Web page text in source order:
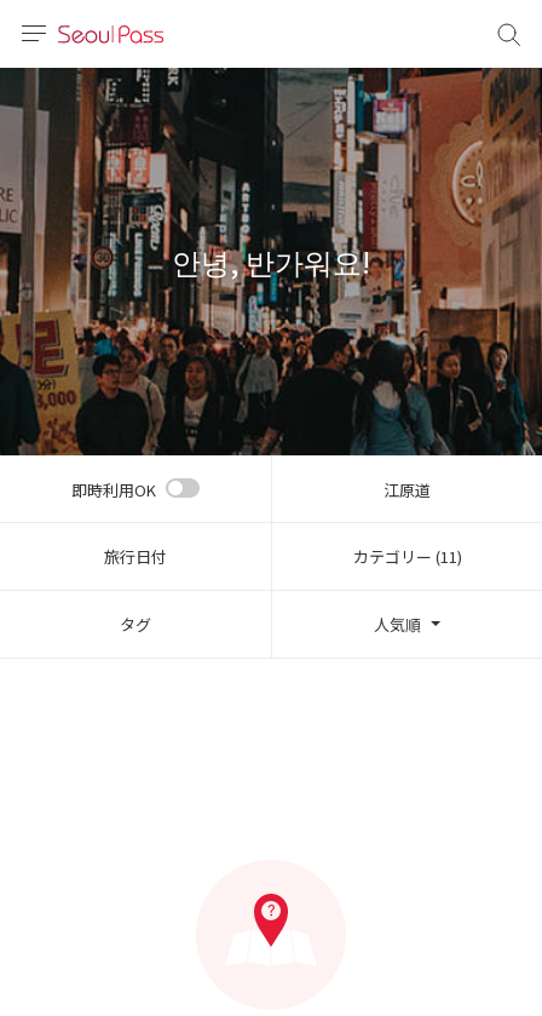
体)
文 (台灣)
안녕, 반가워요!
即時利用OK 江原道
旅行日付 カテゴリー (11)
タグ 人気順